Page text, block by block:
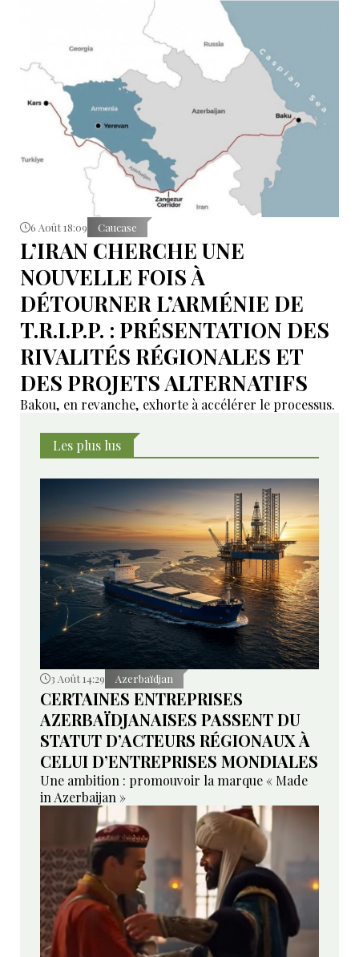
6 Août 18:09 Caucase
L’IRAN CHERCHE UNE
NOUVELLE FOIS À
DÉTOURNER L’ARMÉNIE DE
T.R.I.P.P. : PRÉSENTATION DES
RIVALITÉS RÉGIONALES ET
DES PROJETS ALTERNATIFS
Bakou, en revanche, exhorte à accélérer le processus.
Les plus lus
3 Août 14:29 Azerbaïdjan
CERTAINES ENTREPRISES
AZERBAÏDJANAISES PASSENT DU
STATUT D’ACTEURS RÉGIONAUX À
CELUI D’ENTREPRISES MONDIALES
Une ambition : promouvoir la marque « Made
in Azerbaijan »